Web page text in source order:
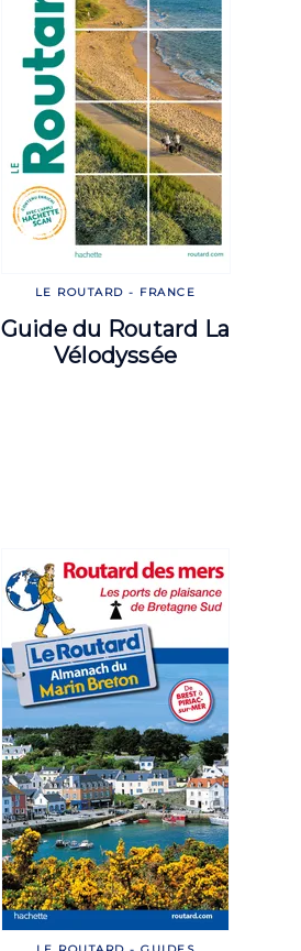
LE ROUTARD - FRANCE
Guide du Routard La
Vélodyssée